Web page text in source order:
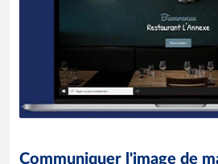
Communiquer l'image de